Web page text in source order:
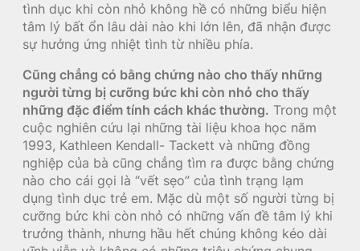
tình dục khi còn nhỏ không hề có những biểu hiện
tâm lý bất ổn lâu dài nào khi lớn lên, đã nhận được
sự hưởng ứng nhiệt tình từ nhiều phía.
Cũng chẳng có bằng chứng nào cho thấy những
người từng bị cưỡng bức khi còn nhỏ cho thấy
những đặc điểm tính cách khác thường. Trong một
cuộc nghiên cứu lại những tài liệu khoa học năm
1993, Kathleen Kendall- Tackett và những đồng
nghiệp của bà cũng chẳng tìm ra được bằng chứng
nào cho cái gọi là “vết sẹo” của tình trạng lạm
dụng tình dục trẻ em. Mặc dù một số người từng bị
cưỡng bức khi còn nhỏ có những vấn đề tâm lý khi
trưởng thành, nhưng hầu hết chúng không kéo dài